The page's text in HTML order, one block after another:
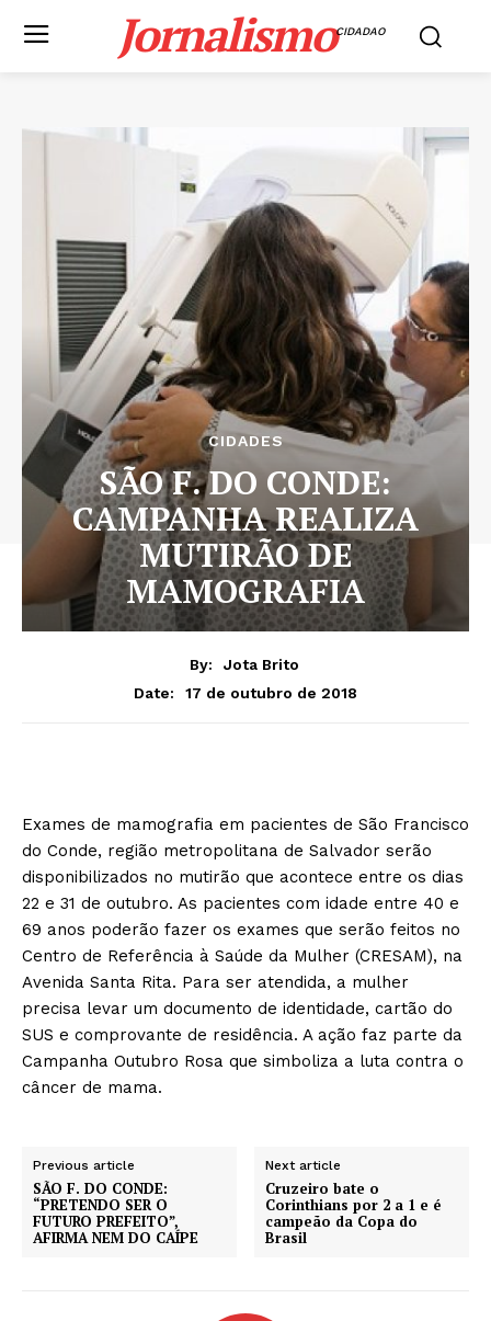
JornalismoCIDADAO
CIDADES
SÃO F. DO CONDE:
CAMPANHA REALIZA
MUTIRÃO DE
MAMOGRAFIA
By:
Jota Brito
Date:
17 de outubro de 2018
Exames de mamografia em pacientes de São Francisco
do Conde, região metropolitana de Salvador serão
disponibilizados no mutirão que acontece entre os dias
22 e 31 de outubro. As pacientes com idade entre 40 e
69 anos poderão fazer os exames que serão feitos no
Centro de Referência à Saúde da Mulher (CRESAM), na
Avenida Santa Rita. Para ser atendida, a mulher
precisa levar um documento de identidade, cartão do
SUS e comprovante de residência. A ação faz parte da
Campanha Outubro Rosa que simboliza a luta contra o
câncer de mama.
Previous article
SÃO F. DO CONDE:
“PRETENDO SER O
FUTURO PREFEITO”,
AFIRMA NEM DO CAÍPE
Next article
Cruzeiro bate o
Corinthians por 2 a 1 e é
campeão da Copa do
Brasil